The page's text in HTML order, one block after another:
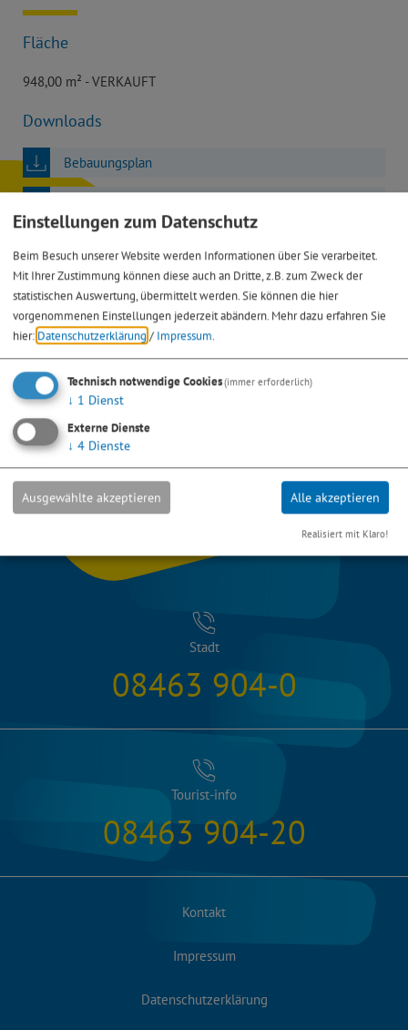
Fläche
948,00 m² - VERKAUFT
Downloads
Bebauungsplan
Stadt
08463 904-0
Tourist-info
08463 904-20
Kontakt
Impressum
Datenschutzerklärung
Einstellungen zum Datenschutz
Beim Besuch unserer Website werden Informationen über Sie verarbeitet.
Mit Ihrer Zustimmung können diese auch an Dritte, z.B. zum Zweck der
statistischen Auswertung, übermittelt werden. Sie können die hier
vorgenommenen Einstellungen jederzeit abändern. Mehr dazu erfahren Sie
hier: Datenschutzerklärung / Impressum.
Technisch notwendige Cookies(immer erforderlich)
↓ 1 Dienst
Externe Dienste
↓ 4 Dienste
Ausgewählte akzeptieren Alle akzeptieren
Realisiert mit Klaro!